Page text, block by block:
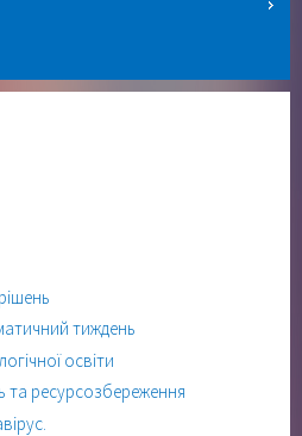
тиждень
освіти
та ресурсозбереження